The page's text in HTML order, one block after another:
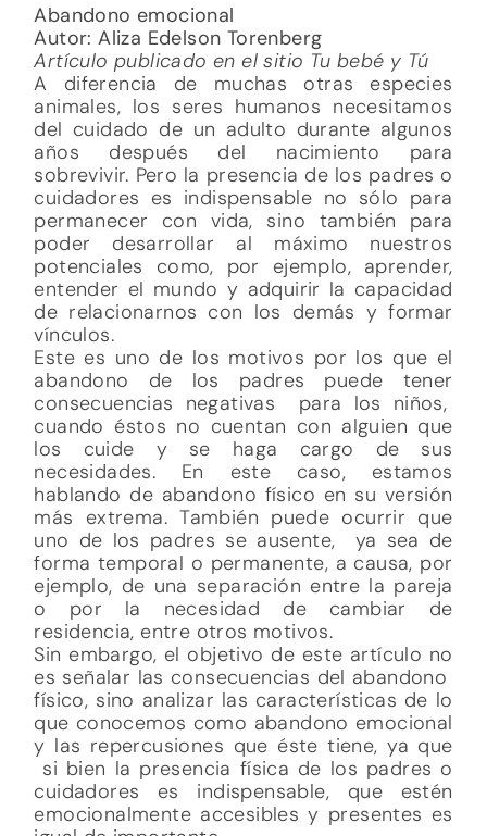
Abandono emocional
Autor: Aliza Edelson Torenberg
Artículo publicado en el sitio Tu bebé y Tú
A diferencia de muchas otras especies
animales, los seres humanos necesitamos
del cuidado de un adulto durante algunos
años después del nacimiento para
sobrevivir. Pero la presencia de los padres o
cuidadores es indispensable no sólo para
permanecer con vida, sino también para
poder desarrollar al máximo nuestros
potenciales como, por ejemplo, aprender,
entender el mundo y adquirir la capacidad
de relacionarnos con los demás y formar
vínculos.
Este es uno de los motivos por los que el
abandono de los padres puede tener
consecuencias negativas para los niños,
cuando éstos no cuentan con alguien que
los cuide y se haga cargo de sus
necesidades. En este caso, estamos
hablando de abandono físico en su versión
más extrema. También puede ocurrir que
uno de los padres se ausente, ya sea de
forma temporal o permanente, a causa, por
ejemplo, de una separación entre la pareja
o por la necesidad de cambiar de
residencia, entre otros motivos.
Sin embargo, el objetivo de este artículo no
es señalar las consecuencias del abandono
físico, sino analizar las características de lo
que conocemos como abandono emocional
y las repercusiones que éste tiene, ya que
si bien la presencia física de los padres o
cuidadores es indispensable, que estén
emocionalmente accesibles y presentes es